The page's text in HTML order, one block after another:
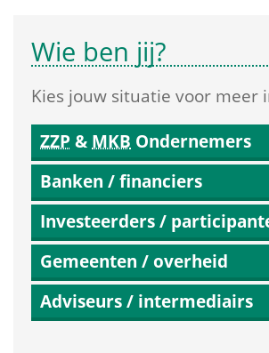
Wie ben jij?
Kies jouw situatie voor meer
ZZP & MKB Ondernemers
Banken / financiers
Investeerders /
Gemeenten / overheid
Adviseurs / intermediairs